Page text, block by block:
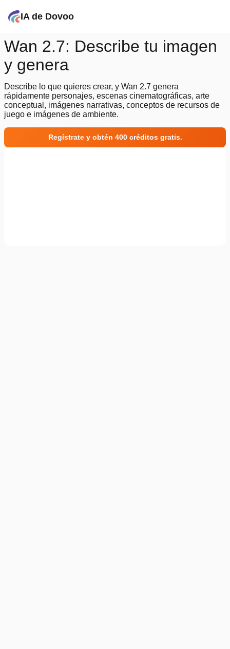
IA de Dovoo
Wan 2.7: Describe tu imagen
y genera
Describe lo que quieres crear, y Wan 2.7 genera
rápidamente personajes, escenas cinematográficas, arte
conceptual, imágenes narrativas, conceptos de recursos de
juego e imágenes de ambiente.
Regístrate y obtén 400 créditos gratis.